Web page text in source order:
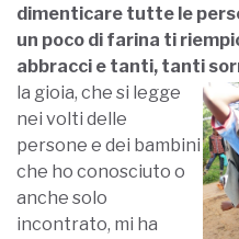
dimenticare tutte le
un poco di farina ti
abbracci e tanti, tanti
la gioia, che si legge
nei volti delle
persone e dei bambini
che ho conosciuto o
anche solo
incontrato, mi ha